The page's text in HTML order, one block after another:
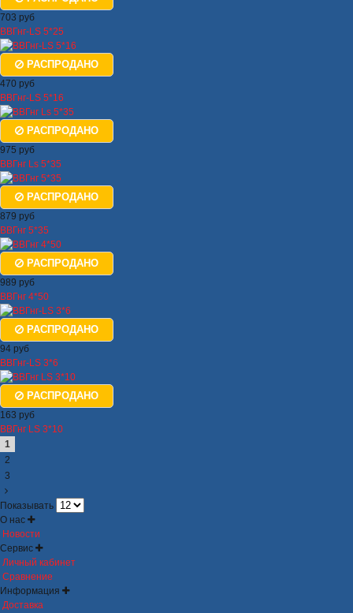
703 руб
ВВГнг-LS 5*25
РАСПРОДАНО
470 руб
ВВГнг-LS 5*16
РАСПРОДАНО
975 руб
ВВГнг Ls 5*35
РАСПРОДАНО
879 руб
ВВГнг 5*35
РАСПРОДАНО
989 руб
ВВГнг 4*50
РАСПРОДАНО
94 руб
ВВГнг-LS 3*6
РАСПРОДАНО
163 руб
ВВГнг LS 3*10
1
2
3
Показывать
О нас
Новости
Сервис
Личный кабинет
Сравнение
Информация
Доставка